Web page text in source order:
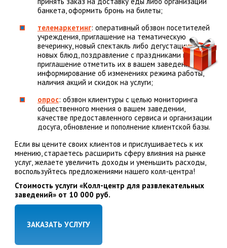
банкета, оформить бронь на билеты;
телемаркетинг: оперативный обзвон посетителей
учреждения, приглашение на тематическую
вечеринку, новый спектакль либо дегустацию
новых блюд, поздравление с праздниками и
приглашение отметить их в вашем заведении,
информирование об изменениях режима работы,
наличия акций и скидок на услуги;
опрос: обзвон клиентуры с целью мониторинга
общественного мнения о вашем заведении,
качестве предоставленного сервиса и организации
досуга, обновление и пополнение клиентской базы.
Если вы цените своих клиентов и прислушиваетесь к их
мнению, стараетесь расширить сферу влияния на рынке
услуг, желаете увеличить доходы и уменьшить расходы,
воспользуйтесь предложениями нашего колл-центра!
Стоимость услуги «Колл-центр для развлекательных
заведений» от 10 000 руб.
ЗАКАЗАТЬ УСЛУГУ